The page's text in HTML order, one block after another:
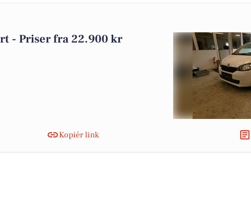
- Priser fra 22.900 kr
Kopiér link